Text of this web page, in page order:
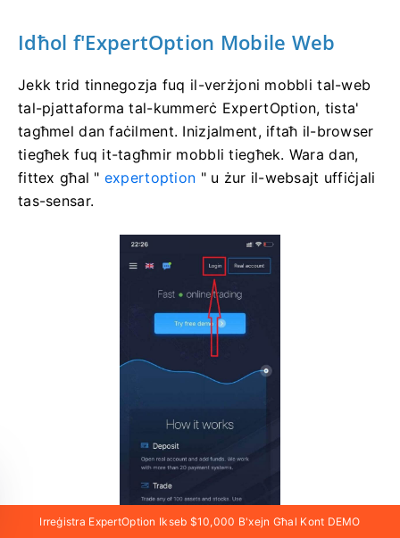
Idħol f'ExpertOption Mobile Web
Jekk trid tinnegozja fuq il-verżjoni mobbli tal-web
tal-pjattaforma tal-kummerċ ExpertOption, tista'
tagħmel dan faċilment. Inizjalment, iftaħ il-browser
tiegħek fuq it-tagħmir mobbli tiegħek. Wara dan,
fittex għal " expertoption " u żur il-websajt uffiċjali
tas-sensar.
Irreġistra ExpertOption Ikseb $10,000 B'xejn Għal Kont DEMO